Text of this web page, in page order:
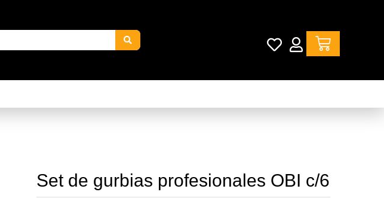
Set de gurbias profesionales OBI c/6